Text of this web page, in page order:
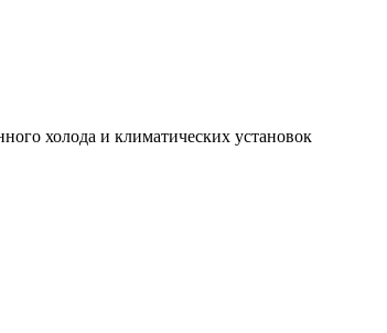
холода и климатических установок